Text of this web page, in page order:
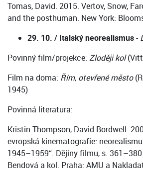
Tomas, David. 2015. Vertov, Snow,
and the posthuman. New York:
29. 10. / Italský neorealismus-
Povinný film/projekce: Zloději kol
Film na doma: Řím, otevřené město
1945)
Povinná literatura:
Kristin Thompson, David Bordwell.
evropská kinematografie:
1945–1959“. Dějiny filmu, s.
Bendová a kol. Praha: AMU a